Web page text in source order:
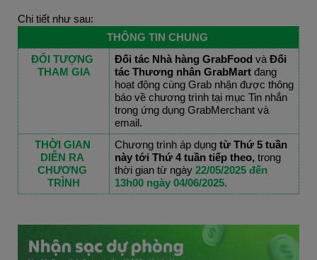
Chi tiết như sau:
THÔNG TIN CHUNG
ĐỐI TƯỢNG
THAM GIA
Đối tác Nhà hàng GrabFood và Đối
tác Thương nhân GrabMart đang
hoạt động cùng Grab nhận được thông
báo về chương trình tại mục Tin nhắn
trong ứng dụng GrabMerchant và
email.
THỜI GIAN
DIỄN RA
CHƯƠNG
TRÌNH
Chương trình áp dụng từ Thứ 5 tuần
này tới Thứ 4 tuần tiếp theo, trong
thời gian từ ngày 22/05/2025 đến
13h00 ngày 04/06/2025.